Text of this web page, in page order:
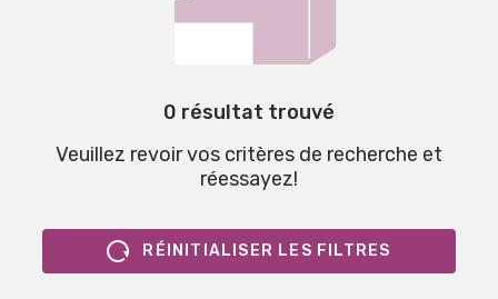
0 résultat trouvé
Veuillez revoir vos critères de recherche et
réessayez!
RÉINITIALISER LES FILTRES